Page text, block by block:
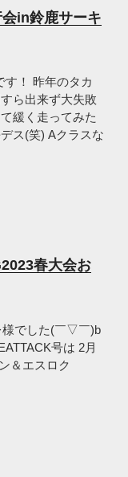
in鈴鹿サーキ
す！ 昨年のタカ
ら出来ず大失敗
緩く走ってみた
ス(笑) Aクラスな
春大会お
様でした(￣▽￣)b
号は 2月
＆エスロク